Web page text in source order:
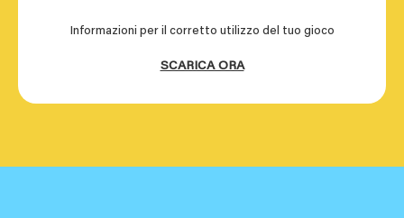
Informazioni per il corretto utilizzo del tuo gioco
SCARICA ORA